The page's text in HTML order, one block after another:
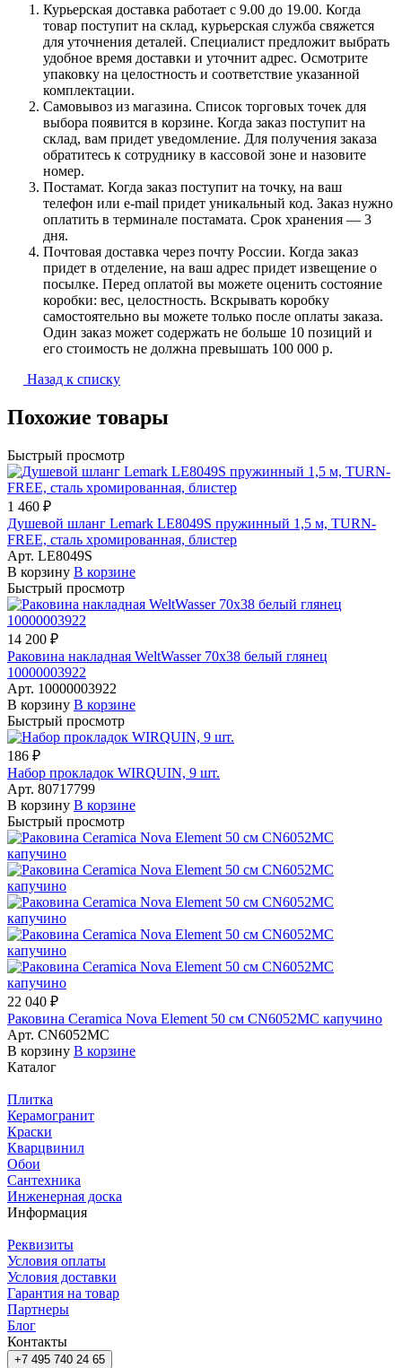
Курьерская доставка работает с 9.00 до 19.00. Когда
товар поступит на склад, курьерская служба свяжется
для уточнения деталей. Специалист предложит выбрать
удобное время доставки и уточнит адрес. Осмотрите
упаковку на целостность и соответствие указанной
комплектации.
Самовывоз из магазина. Список торговых точек для
выбора появится в корзине. Когда заказ поступит на
склад, вам придет уведомление. Для получения заказа
обратитесь к сотруднику в кассовой зоне и назовите
номер.
Постамат. Когда заказ поступит на точку, на ваш
телефон или e-mail придет уникальный код. Заказ нужно
оплатить в терминале постамата. Срок хранения — 3
дня.
Почтовая доставка через почту России. Когда заказ
придет в отделение, на ваш адрес придет извещение о
посылке. Перед оплатой вы можете оценить состояние
коробки: вес, целостность. Вскрывать коробку
самостоятельно вы можете только после оплаты заказа.
Один заказ может содержать не больше 10 позиций и
его стоимость не должна превышать 100 000 р.
Назад к списку
Похожие товары
Быстрый просмотр
1 460 ₽
Душевой шланг Lemark LE8049S пружинный 1,5 м, TURN-
FREE, сталь хромированная, блистер
Арт. LE8049S
В корзину В корзине
Быстрый просмотр
14 200 ₽
Раковина накладная WeltWasser 70x38 белый глянец
10000003922
Арт. 10000003922
В корзину В корзине
Быстрый просмотр
186 ₽
Набор прокладок WIRQUIN, 9 шт.
Арт. 80717799
В корзину В корзине
Быстрый просмотр
22 040 ₽
Раковина Ceramica Nova Element 50 см CN6052MC капучино
Арт. CN6052MC
В корзину В корзине
Каталог
Плитка
Керамогранит
Краски
Кварцвинил
Обои
Сантехника
Инженерная доска
Информация
Реквизиты
Условия оплаты
Условия доставки
Гарантия на товар
Партнеры
Блог
Контакты
+7 495 740 24 65